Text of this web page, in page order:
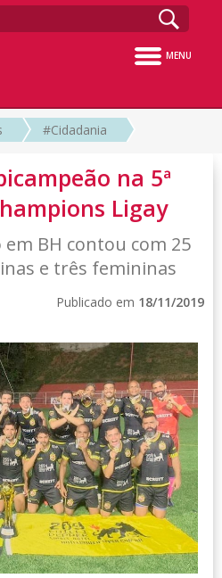
MENU
#Cidadania
na 5ª
Ligay
BH contou com 25
e três femininas
Publicado em 18/11/2019